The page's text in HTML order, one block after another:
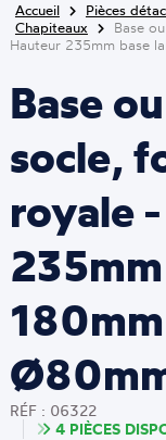
Accueil Pièces
Chapiteaux
Base
Hauteur 235mm base
Base
socle,
royale
RÉF : 06322
4 PIÈCES